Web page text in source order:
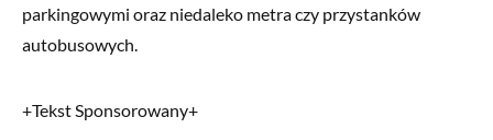
parkingowymi oraz niedaleko metra czy przystanków
autobusowych.
+Tekst Sponsorowany+